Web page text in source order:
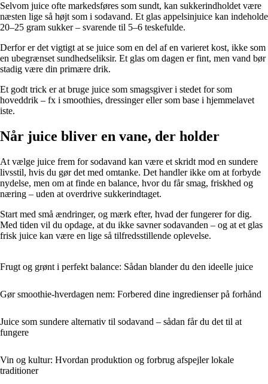
Selvom juice ofte markedsføres som sundt, kan sukkerindholdet være
næsten lige så højt som i sodavand. Et glas appelsinjuice kan indeholde
20–25 gram sukker – svarende til 5–6 teskefulde.
Derfor er det vigtigt at se juice som en del af en varieret kost, ikke som
en ubegrænset sundhedseliksir. Et glas om dagen er fint, men vand bør
stadig være din primære drik.
Et godt trick er at bruge juice som smagsgiver i stedet for som
hoveddrik – fx i smoothies, dressinger eller som base i hjemmelavet
iste.
Når juice bliver en vane, der holder
At vælge juice frem for sodavand kan være et skridt mod en sundere
livsstil, hvis du gør det med omtanke. Det handler ikke om at forbyde
nydelse, men om at finde en balance, hvor du får smag, friskhed og
næring – uden at overdrive sukkerindtaget.
Start med små ændringer, og mærk efter, hvad der fungerer for dig.
Med tiden vil du opdage, at du ikke savner sodavanden – og at et glas
frisk juice kan være en lige så tilfredsstillende oplevelse.
Frugt og grønt i perfekt balance: Sådan blander du den ideelle juice
Gør smoothie-hverdagen nem: Forbered dine ingredienser på forhånd
Juice som sundere alternativ til sodavand – sådan får du det til at
fungere
Vin og kultur: Hvordan produktion og forbrug afspejler lokale
traditioner